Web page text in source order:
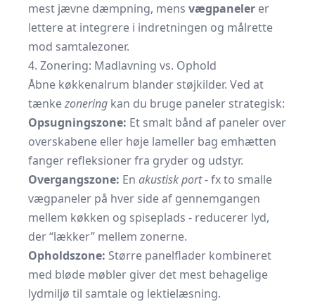
mest jævne dæmpning, mens vægpaneler er
lettere at integrere i indretningen og målrette
mod samtalezoner.
4. Zonering: Madlavning vs. Ophold
Åbne køkkenalrum blander støjkilder. Ved at
tænkezonering kan du bruge paneler strategisk:
Opsugningszone: Et smalt bånd af paneler over
overskabene eller høje lameller bag emhætten
fanger refleksioner fra gryder og udstyr.
Overgangszone: En akustisk port- fx to smalle
vægpaneler på hver side af gennemgangen
mellem køkken og spiseplads - reducerer lyd,
der “lækker” mellem zonerne.
Opholdszone: Større panelflader kombineret
med bløde møbler giver det mest behagelige
lydmiljø til samtale og lektielæsning.